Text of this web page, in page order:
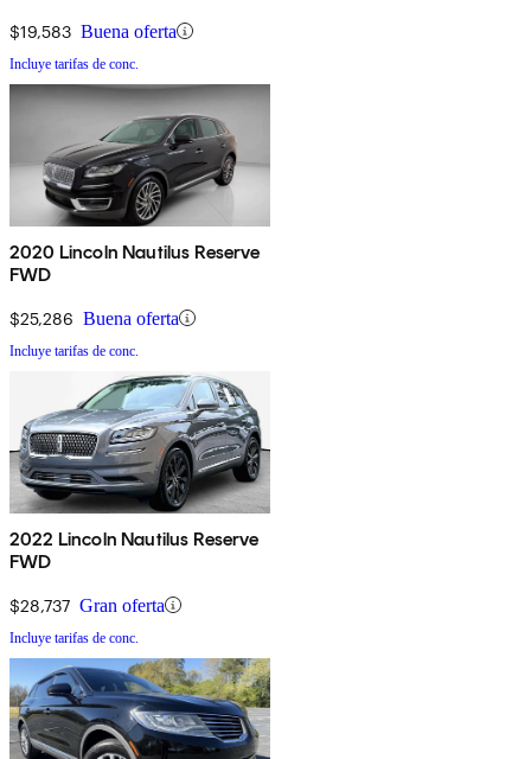
$19,583 Buena oferta
Incluye tarifas de conc.
2020 Lincoln Nautilus Reserve
FWD
$25,286 Buena oferta
Incluye tarifas de conc.
2022 Lincoln Nautilus Reserve
FWD
$28,737 Gran oferta
Incluye tarifas de conc.